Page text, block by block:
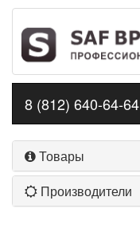
8 (812) 640-64-64
Товары
Производители